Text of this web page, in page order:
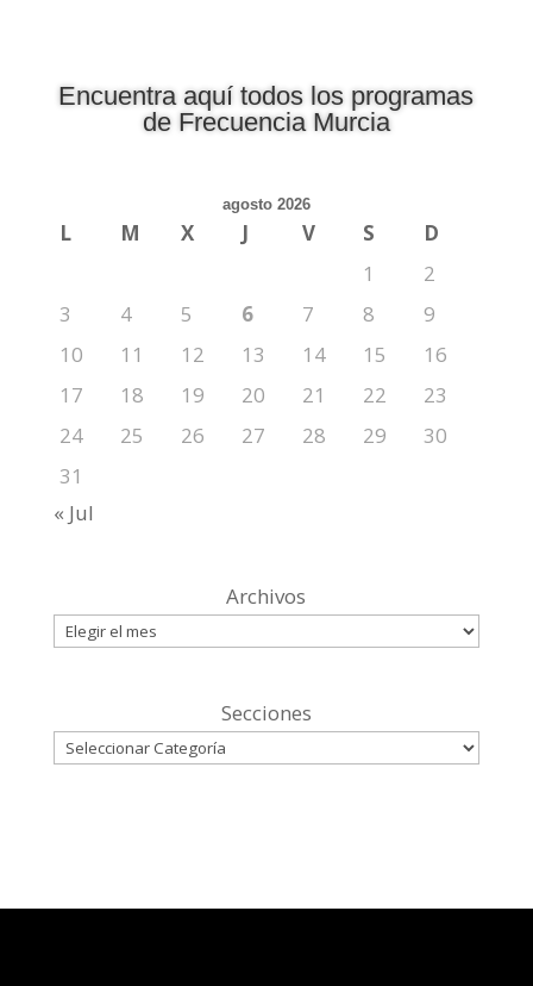
Encuentra aquí todos los programas
de Frecuencia Murcia
agosto 2026
L M X J V S
D
1
2
3
4 5 6 7 8
9
10
11 12 13 14 15
16
17
18 19 20 21 22
23
24
25 26 27 28 29
30
31
« Jul
Archivos
Secciones